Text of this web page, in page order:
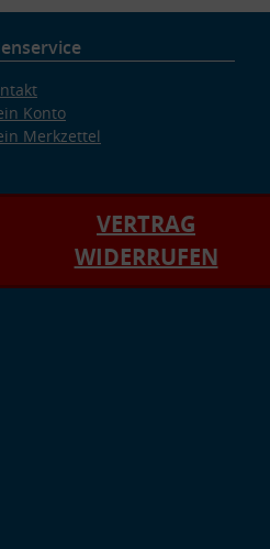
Konto
Merkzettel
VERTRAG
WIDERRUFEN